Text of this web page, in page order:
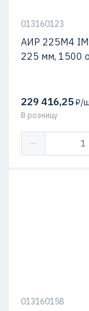
013160123
АИР 225М4
225 мм, 1500
229 416,25₽/
В розницу
013160158